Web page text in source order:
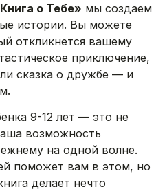
о Тебе» мы создаем
истории. Вы можете
откликнется вашему
приключение,
сказка о дружбе — и
9-12 лет — это не
возможность
на одной волне.
поможет вам в этом, но
делает нечто